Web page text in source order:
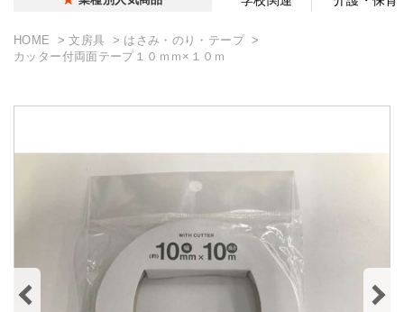
HOME 文房具
はさみ・のり・テープ
カッター付両面テープ１０ｍｍ×１０ｍ